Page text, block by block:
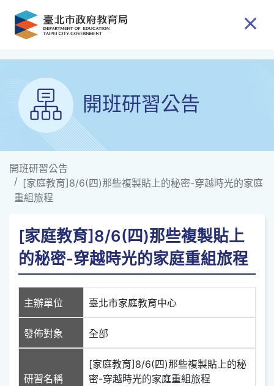
跳到主要內容
開班研習公告
開班研習公告
[家庭教育]8/6(四)那些複製貼上的秘密-穿越時光的家庭
重組旅程
[家庭教育]8/6(四)那些複製貼上
的秘密-穿越時光的家庭重組旅程
主辦單位 臺北市家庭教育中心
發佈對象 全部
研習名稱
[家庭教育]8/6(四)那些複製貼上的秘
密-穿越時光的家庭重組旅程